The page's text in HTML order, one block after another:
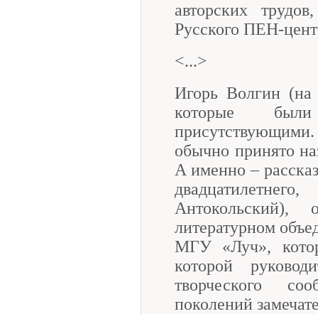
авторских
Русского ПЕН-
<...>
Игорь Волгин (на
которые были
обычно принято
А именно –
литературном
МГУ «Луч»,
которой
творческого
поколений